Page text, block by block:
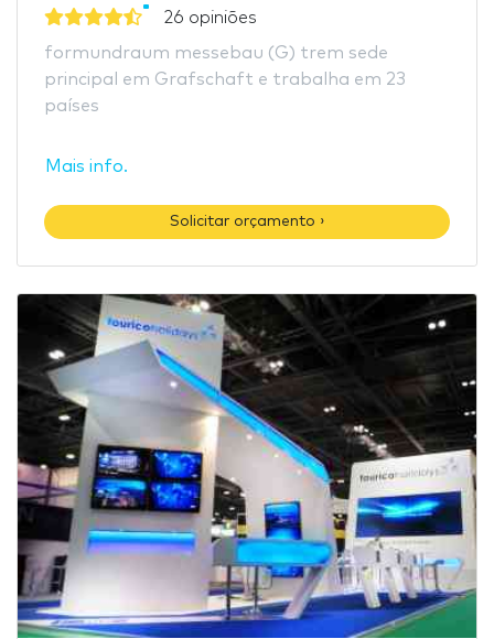
26 opiniões
formundraum messebau (G) trem sede
principal em Grafschaft e trabalha em 23
países
Mais info.
Solicitar orçamento ›